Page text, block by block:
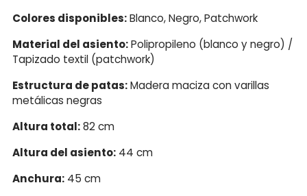
Colores disponibles:Blanco, Negro, Patchwork
Material del asiento:Polipropileno (blanco y negro) /
Tapizado textil (patchwork)
Estructura de patas:Madera maciza con varillas
metálicas negras
Altura total:82 cm
Altura del asiento: 44 cm
Anchura: 45 cm